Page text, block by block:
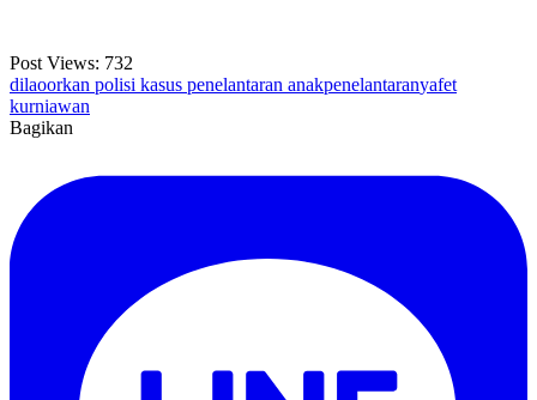
Post Views: 732
dilaoorkan polisi kasus penelantaran anakpenelantaranyafet
kurniawan
Bagikan